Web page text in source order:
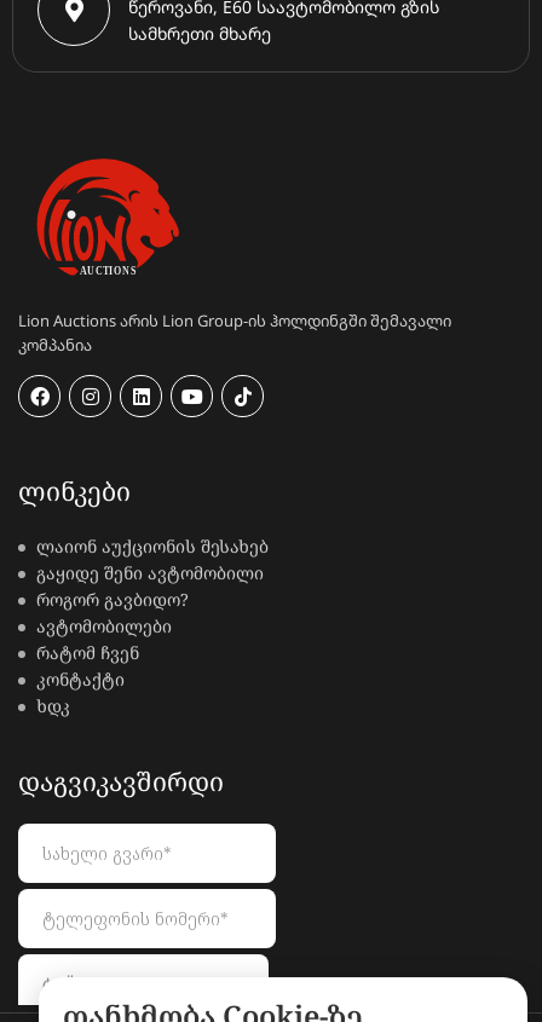
წეროვანი, E60 საავტომობილო გზის
სამხრეთი მხარე
Lion Auctions არის Lion Group-ის ჰოლდინგში შემავალი
კომპანია
ᲚᲘᲜᲙᲔᲑᲘ
ლაიონ აუქციონის შესახებ
გაყიდე შენი ავტომობილი
როგორ გავბიდო?
ავტომობილები
რატომ ჩვენ
კონტაქტი
ხდკ
ᲓᲐᲒᲕᲘᲙᲐᲕᲨᲘᲠᲓᲘ